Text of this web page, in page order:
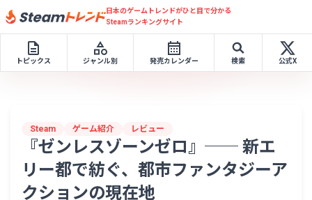
日本のゲームトレンドがひと目で分かる
Steamランキングサイト
トピックス ジャンル別 発売カレンダー 検索 公式X
Steam ゲーム紹介 レビュー
『ゼンレスゾーンゼロ』── 新エ
リー都で紡ぐ、都市ファンタジーア
クションの現在地